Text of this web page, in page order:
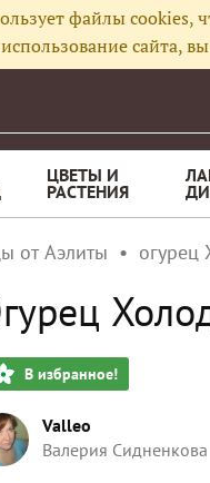
файлы cookies,
сайта, вы
ЦВЕТЫ И
РАСТЕНИЯ
от Аэлиты огурец
В избранное!
Valleo
Валерия Сидненкова